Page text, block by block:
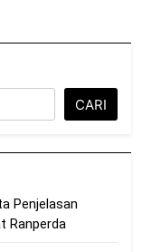
CARI
Penjelasan
Ranperda